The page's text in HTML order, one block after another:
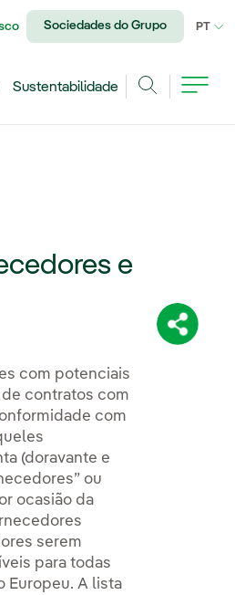
Sociedades do Grupo PT
Sustentabilidade
e
com potenciais
contratos com
com
(doravante e
ou
ocasião da
serem
para todas
Europeu. A lista